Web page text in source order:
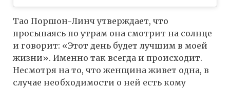
Тао Поршон-Линч утверждает, что
просыпаясь по утрам она смотрит на солнце
и говорит: «Этот день будет лучшим в моей
жизни». Именно так всегда и происходит.
Несмотря на то, что женщина живет одна, в
случае необходимости о ней есть кому